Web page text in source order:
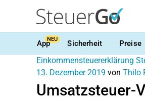
AppNEU Sicherheit Preise
Einkommensteuererklärung
13. Dezember 2019 von Thilo
Umsatzsteuer-